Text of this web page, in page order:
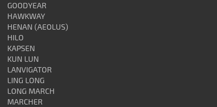
GOODYEAR
HAWKWAY
HENAN (AEOLUS)
HILO
KAPSEN
KUN LUN
LANVIGATOR
LING LONG
LONG MARCH
MARCHER